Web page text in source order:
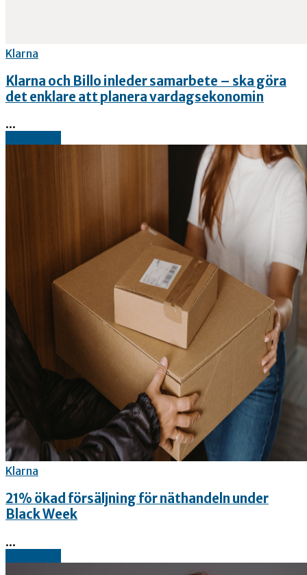
Klarna
Klarna och Billo inleder samarbete – ska göra
det enklare att planera vardagsekonomin
...
Klarna
21% ökad försäljning för näthandeln under
Black Week
...